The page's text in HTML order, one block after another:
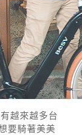
越來越多台
要騎著美美